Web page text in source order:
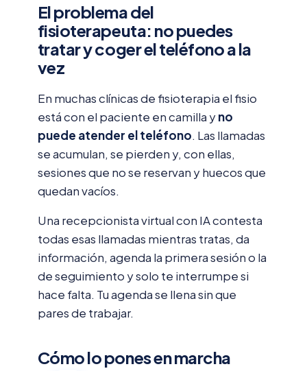
El problema del
fisioterapeuta: no puedes
tratar y coger el teléfono a la
vez
En muchas clínicas de fisioterapia el fisio
está con el paciente en camilla yno
puede atender el teléfono. Las llamadas
se acumulan, se pierden y, con ellas,
sesiones que no se reservan y huecos que
quedan vacíos.
Una recepcionista virtual con IA contesta
todas esas llamadas mientras tratas, da
información, agenda la primera sesión o la
de seguimiento y solo te interrumpe si
hace falta. Tu agenda se llena sin que
pares de trabajar.
Cómo lo pones en marcha